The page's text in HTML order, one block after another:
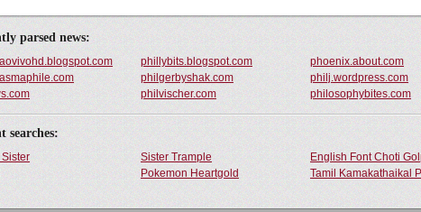
parsed news:
phillybits.blogspot.com phoenix.about.com
philgerbyshak.com philj.wordpress.com
philvischer.com philosophybites.com
searches:
Sister Sister Trample English Font Choti
Pokemon Heartgold Tamil Kamakathaikal